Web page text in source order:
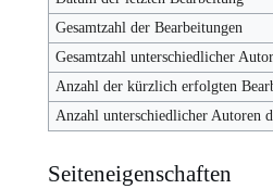
Gesamtzahl der Bearbeitungen
Gesamtzahl unterschiedlicher
Anzahl der kürzlich erfolgten
Anzahl unterschiedlicher Autoren
Seiteneigenschaften